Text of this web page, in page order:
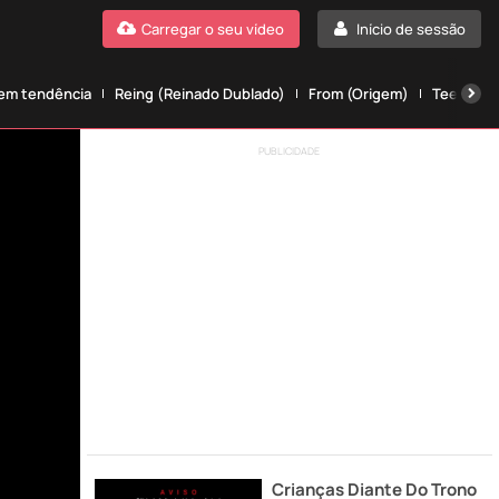
Início de sessão
Carregar o seu vídeo
tendência Reing (Reinado Dublado) From (Origem) Teen
PUBLICIDADE
Crianças Diante Do Trono